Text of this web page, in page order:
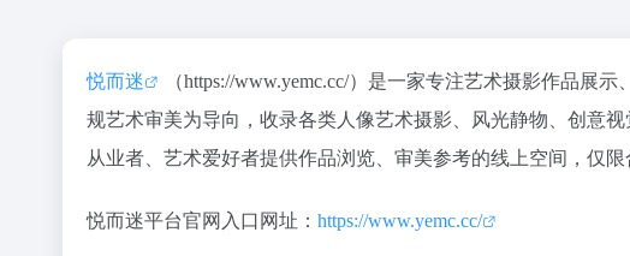
悦而迷 （https://www.yemc.cc/）是一家专注艺术摄影作品展示
规艺术审美为导向，收录各类人像艺术摄影、风光静物、创意
从业者、艺术爱好者提供作品浏览、审美参考的线上空间，仅限
悦而迷平台官网入口网址： https://www.yemc.cc/